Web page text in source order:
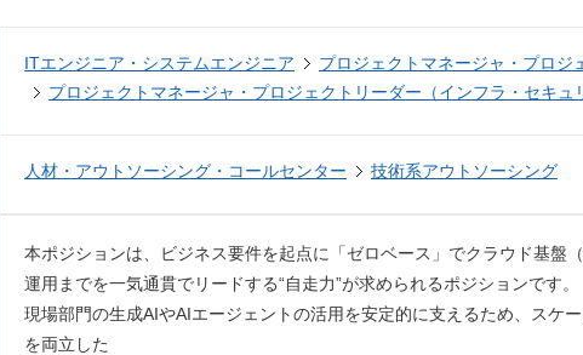
ITエンジニア・システムエンジニア
プロジェクトマネージャ・プロジ
プロジェクトマネージャ・プロジェクトリーダー（インフラ・セキュ
人材・アウトソーシング・コールセンター 技術系アウトソーシング
本ポジションは、ビジネス要件を起点に「ゼロベース」でクラウド基盤
運用までを一気通貫でリードする“自走力”が求められるポジションです。
現場部門の生成AIやAIエージェントの活用を安定的に支えるため、スケ
を両立した